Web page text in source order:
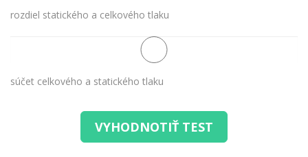
rozdiel statického a celkového tlaku
súčet celkového a statického tlaku
VYHODNOTIŤ TEST